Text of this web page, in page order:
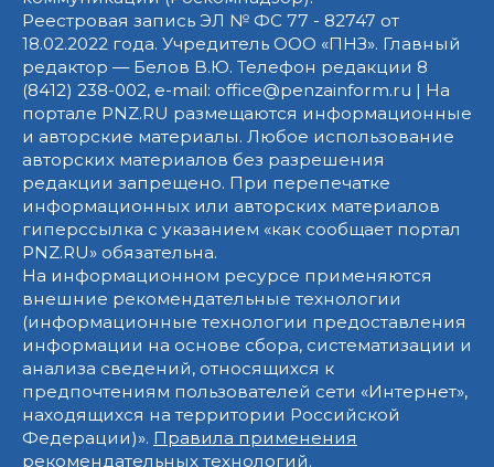
Реестровая запись ЭЛ № ФС 77 - 82747 от
18.02.2022 года. Учредитель ООО «ПНЗ». Главный
редактор — Белов В.Ю. Телефон редакции 8
(8412) 238-002, e-mail: office@penzainform.ru | На
портале PNZ.RU размещаются информационные
и авторские материалы. Любое использование
авторских материалов без разрешения
редакции запрещено. При перепечатке
информационных или авторских материалов
гиперссылка с указанием «как сообщает портал
PNZ.RU» обязательна.
На информационном ресурсе применяются
внешние рекомендательные технологии
(информационные технологии предоставления
информации на основе сбора, систематизации и
анализа сведений, относящихся к
предпочтениям пользователей сети «Интернет»,
находящихся на территории Российской
Федерации)». Правила применения
рекомендательных технологий.